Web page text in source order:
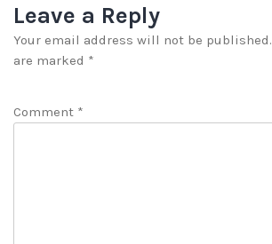
Leave a Reply
Your email address will not be published.
are marked *
Comment *